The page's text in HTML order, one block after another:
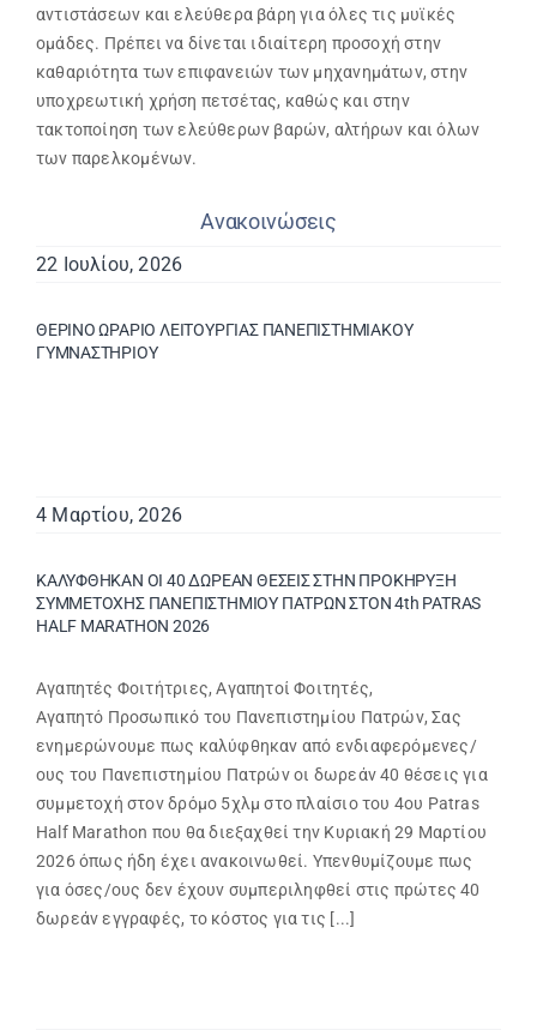
Φοιτητικά Πρωταθλήματα
Αθλητικές Εγκαταστάσεις
Προσβασιμότητα ΦμεΑ
for:
αντιστάσεων και ελεύθερα βάρη για όλες τις μυϊκές
ομάδες. Πρέπει να δίνεται ιδιαίτερη προσοχή στην
καθαριότητα των επιφανειών των μηχανημάτων, στην
υποχρεωτική χρήση πετσέτας, καθώς και στην
τακτοποίηση των ελεύθερων βαρών, αλτήρων και όλων
των παρελκομένων.
Ανακοινώσεις
22 Ιουλίου, 2026
ΘΕΡΙΝΟ ΩΡΑΡΙΟ ΛΕΙΤΟΥΡΓΙΑΣ ΠΑΝΕΠΙΣΤΗΜΙΑΚΟΥ
ΓΥΜΝΑΣΤΗΡΙΟΥ
4 Μαρτίου, 2026
ΚΑΛΥΦΘΗΚΑΝ ΟΙ 40 ΔΩΡΕΑΝ ΘΕΣΕΙΣ ΣΤΗΝ ΠΡΟΚΗΡΥΞΗ
ΣΥΜΜΕΤΟΧΗΣ ΠΑΝΕΠΙΣΤΗΜΙΟΥ ΠΑΤΡΩΝ ΣΤΟΝ 4th PATRAS
HALF MARATHON 2026
Αγαπητές Φοιτήτριες, Αγαπητοί Φοιτητές,
Αγαπητό Προσωπικό του Πανεπιστημίου Πατρών, Σας
ενημερώνουμε πως καλύφθηκαν από ενδιαφερόμενες/
ους του Πανεπιστημίου Πατρών οι δωρεάν 40 θέσεις για
συμμετοχή στον δρόμο 5χλμ στο πλαίσιο του 4ου Patras
Half Marathon που θα διεξαχθεί την Κυριακή 29 Μαρτίου
2026 όπως ήδη έχει ανακοινωθεί. Υπενθυμίζουμε πως
για όσες/ους δεν έχουν συμπεριληφθεί στις πρώτες 40
δωρεάν εγγραφές, το κόστος για τις [...]